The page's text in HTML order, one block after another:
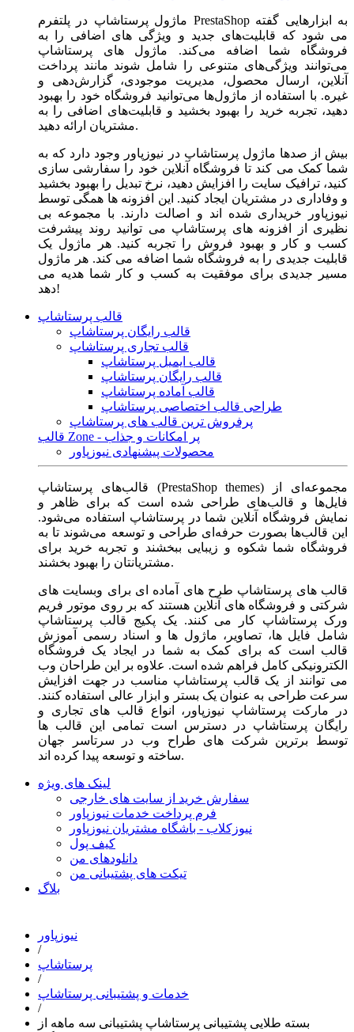
ماژول‌ پرستاشاپ در پلتفرم PrestaShop به ابزارهایی گفته
می شود که قابلیت‌های جدید و ویژگی های اضافی را به
فروشگاه شما اضافه می‌کند. ماژول های پرستاشاپ
می‌توانند ویژگی‌های متنوعی را شامل شوند مانند پرداخت
آنلاین، ارسال محصول، مدیریت موجودی، گزارش‌دهی و
غیره. با استفاده از ماژول‌ها می‌توانید فروشگاه خود را بهبود
دهید، تجربه خرید را بهبود بخشید و قابلیت‌های اضافی را به
مشتریان ارائه دهید.
بیش از صدها ماژول پرستاشاپ در نیوزپاور وجود دارد که به
شما کمک می کند تا فروشگاه آنلاین خود را سفارشی سازی
کنید، ترافیک سایت را افزایش دهید، نرخ تبدیل را بهبود بخشید
و وفاداری در مشتریان ایجاد کنید. این افزونه ها همگی توسط
نیوزپاور خریداری شده اند و اصالت دارند. با مجموعه بی
نظیری از افزونه های پرستاشاپ می توانید روند پیشرفت
کسب و کار و بهبود فروش را تجربه کنید. هر ماژول یک
قابلیت جدیدی را به فروشگاه شما اضافه می کند. هر ماژول
مسیر جدیدی برای موفقیت به کسب و کار شما هدیه می
دهد!
قالب پرستاشاپ
قالب رایگان پرستاشاپ
قالب تجاری پرستاشاپ
قالب ایمیل پرستاشاپ
قالب رایگان پرستاشاپ
قالب آماده پرستاشاپ
طراحی قالب اختصاصی پرستاشاپ
پرفروش ترین قالب های پرستاشاپ
قالب Zone - پر امکانات و جذاب
محصولات پیشنهادی نیوزپاور
قالب‌های پرستاشاپ (PrestaShop themes) مجموعه‌ای از
فایل‌ها و قالب‌های طراحی شده است که برای ظاهر و
نمایش فروشگاه آنلاین شما در پرستاشاپ استفاده می‌شود.
این قالب‌ها بصورت حرفه‌ای طراحی و توسعه می‌شوند تا به
فروشگاه شما شکوه و زیبایی ببخشند و تجربه خرید برای
مشتریانتان را بهبود بخشند.
قالب های پرستاشاپ طرح های آماده ای برای وبسایت های
شرکتی و فروشگاه های آنلاین هستند که بر روی موتور فریم
ورک پرستاشاپ کار می کنند. یک پکیج قالب پرستاشاپ
شامل فایل ها، تصاویر، ماژول ها و اسناد رسمی آموزش
قالب است که برای کمک به شما در ایجاد یک فروشگاه
الکترونیکی کامل فراهم شده است. علاوه بر این طراحان وب
می توانند از یک قالب پرستاشاپ مناسب در جهت افزایش
سرعت طراحی به عنوان یک بستر و ابزار عالی استفاده کنند.
در مارکت پرستاشاپ نیوزپاور، انواع قالب های تجاری و
رایگان پرستاشاپ در دسترس است تمامی این قالب ها
توسط برترین شرکت های طراح وب در سرتاسر جهان
ساخته و توسعه پیدا کرده اند.
لینک های ویژه
سفارش خرید از سایت های خارجی
فرم پرداخت خدمات نیوزپاور
نیوزکلاب - باشگاه مشتریان نیوزپاور
کیف پول
دانلودهای من
تیکت های پشتیبانی من
بلاگ
نیوزپاور
/
پرستاشاپ
/
خدمات و پشتیبانی پرستاشاپ
/
بسته طلایی پشتیبانی پرستاشاپ پشتیبانی سه ماهه از